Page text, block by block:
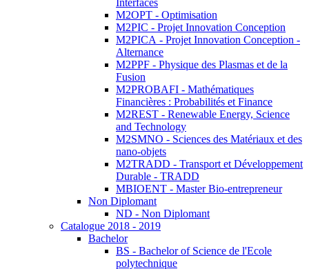
Interfaces
M2OPT - Optimisation
M2PIC - Projet Innovation Conception
M2PICA - Projet Innovation Conception -
Alternance
M2PPF - Physique des Plasmas et de la
Fusion
M2PROBAFI - Mathématiques
Financières : Probabilités et Finance
M2REST - Renewable Energy, Science
and Technology
M2SMNO - Sciences des Matériaux et des
nano-objets
M2TRADD - Transport et Développement
Durable - TRADD
MBIOENT - Master Bio-entrepreneur
Non Diplomant
ND - Non Diplomant
Catalogue 2018 - 2019
Bachelor
BS - Bachelor of Science de l'Ecole
polytechnique